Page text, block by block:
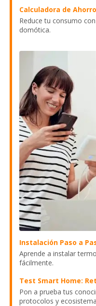
Calculadora de
Reduce tu consumo
domótica.
Instalación Paso a
Aprende a instalar
fácilmente.
Test Smart Home:
Pon a prueba tus
protocolos y